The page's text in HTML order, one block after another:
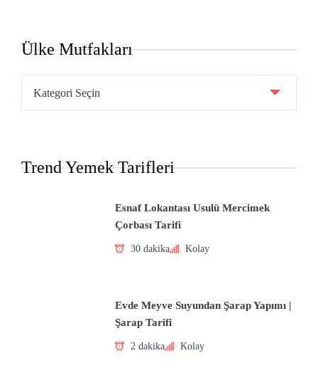
Ülke Mutfakları
Mutfakları
Trend Yemek Tarifleri
Esnaf Lokantası Usulü Mercimek
Çorbası Tarifi
30 dakika Kolay
Evde Meyve Suyundan Şarap Yapımı |
Şarap Tarifi
2 dakika Kolay